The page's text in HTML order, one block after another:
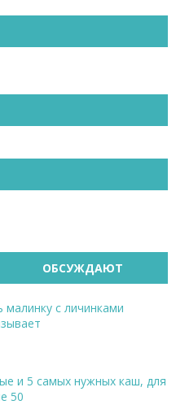
ОБСУЖДАЮТ
малинку с личинками
и 5 самых нужных каш, для
50